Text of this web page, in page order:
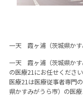
一天 霞ヶ浦（茨城県かす
一天 霞ヶ浦（茨城県かす
の医療21にお任せください
医療21は医療従事者専門
県かすみがうら市）の医